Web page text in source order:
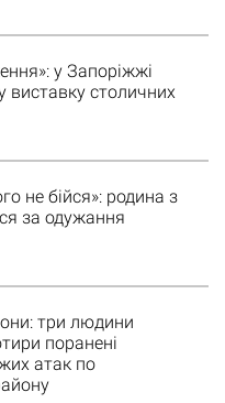
у Запоріжжі
виставку столичних
не бійся»: родина з
за одужання
три людини
поранені
атак по